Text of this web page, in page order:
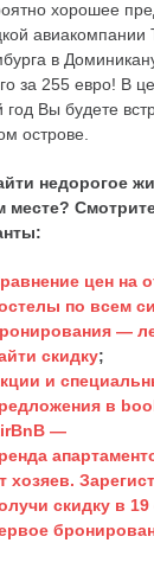
хорошее
авиакомпании
в
за 255 евро! В
год Вы будете
острове.
недорогое
месте?
цен на
по всем
—
скидку;
и
в
—
хозяев.
скидку в